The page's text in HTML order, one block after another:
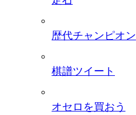
歴代チャンピオン
棋譜ツイート
オセロを買おう